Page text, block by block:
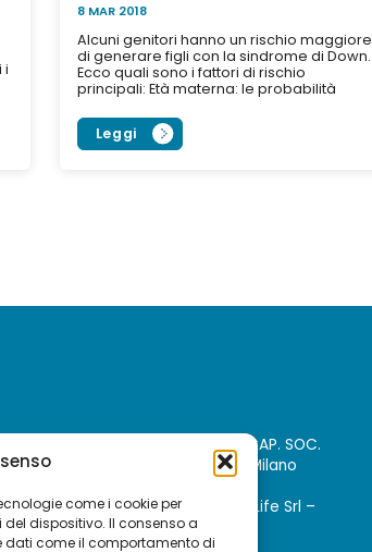
come i cookie per
dispositivo. Il consenso a
dati come il comportamento di
i
8 MAR 2018
Alcuni genitori hanno un rischio maggiore
di generare figli con la sindrome di Down.
Ecco quali sono i fattori di rischio
principali: Età materna: le probabilità
Leggi
Srl, Società del Gruppo Sapio– CAP. SOC.
Cod. Fisc. e Iscriz. Reg. Imprese di Milano
e coordinamento di Sapio Life Srl –